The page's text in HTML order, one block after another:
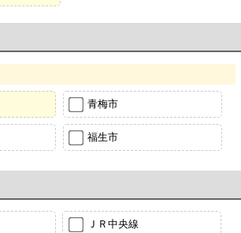
青梅市
福生市
ＪＲ中央線